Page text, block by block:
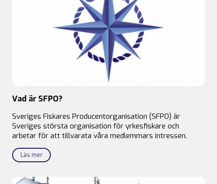
Vad är SFPO?
Sveriges Fiskares Producentorganisation (SFPO) är
Sveriges största organisation för yrkesfiskare och
arbetar för att tillvarata våra medlemmars intressen.
Läs mer